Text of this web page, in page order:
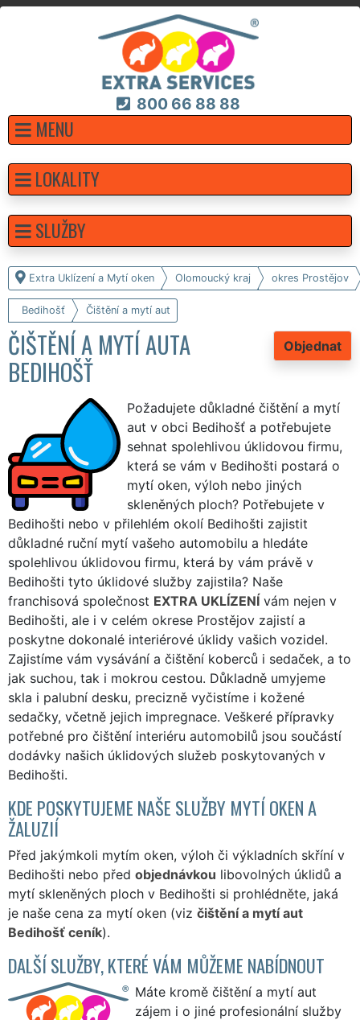
800 66 88 88
MENU
Extra Uklízení a Mytí oken Olomoucký kraj okres Prostějov
Bedihošť Čištění a mytí aut
Objednat
ČIŠTĚNÍ A MYTÍ AUTA
BEDIHOŠŤ
Požadujete důkladné čištění a mytí
aut v obci Bedihošť a potřebujete
sehnat spolehlivou úklidovou firmu,
která se vám v Bedihošti postará o
mytí oken, výloh nebo jiných
skleněných ploch? Potřebujete v
Bedihošti nebo v přilehlém okolí Bedihošti zajistit
důkladné ruční mytí vašeho automobilu a hledáte
spolehlivou úklidovou firmu, která by vám právě v
Bedihošti tyto úklidové služby zajistila? Naše
franchisová společnost EXTRA UKLÍZENÍ vám nejen v
Bedihošti, ale i v celém okrese Prostějov zajistí a
poskytne dokonalé interiérové úklidy vašich vozidel.
Zajistíme vám vysávání a čištění koberců i sedaček, a to
jak suchou, tak i mokrou cestou. Důkladně umyjeme
skla i palubní desku, precizně vyčistíme i kožené
sedačky, včetně jejich impregnace. Veškeré přípravky
potřebné pro čištění interiéru automobilů jsou součástí
dodávky našich úklidových služeb poskytovaných v
Bedihošti.
KDE POSKYTUJEME NAŠE SLUŽBY MYTÍ OKEN A
ŽALUZIÍ
Před jakýmkoli mytím oken, výloh či výkladních skříní v
Bedihošti nebo před objednávkou libovolných úklidů a
mytí skleněných ploch v Bedihošti si prohlédněte, jaká
je naše cena za mytí oken (viz čištění a mytí aut
Bedihošť ceník).
DALŠÍ SLUŽBY, KTERÉ VÁM MŮŽEME NABÍDNOUT
Máte kromě čištění a mytí aut
zájem i o jiné profesionální služby
LOKALITY
SLUŽBY